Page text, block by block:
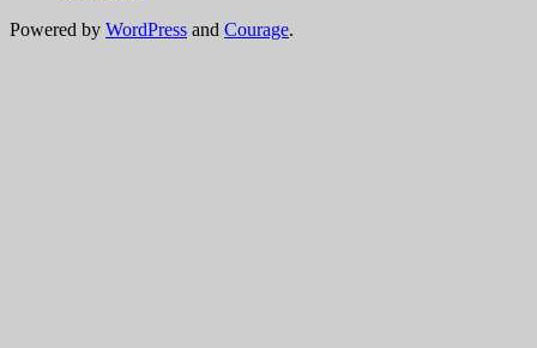
Powered by WordPress and Courage.